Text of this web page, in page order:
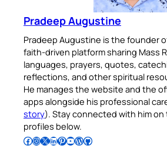
Pradeep Augustine
Pradeep Augustine is the founder
faith-driven platform sharing Mass
languages, prayers, quotes,
reflections, and other spiritual
He manages the website and the
apps alongside his professional
story). Stay connected with him on
profiles below.
Follow Pradeep on Facebook Follow Pradeep on InstagramFollow Pradeep on X Follow Pradeep on LinkedIn Follow Pradeep on Pinterest Subscribe to Pradeep’s Youtube Channel Follow Pradeep on WordPress Follow Pradeep on GitHub